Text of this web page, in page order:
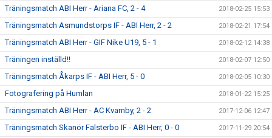
Träningsmatch ABI Herr - Ariana FC, 2 - 4 2018-02-25 15:53
Träningsmatch Asmundstorps IF - ABI Herr, 2 - 2 2018-02-21 17:54
Träningsmatch ABI Herr - GIF Nike U19, 5 - 1 2018-02-12 14:38
Träningen inställd!! 2018-02-07 12:50
Träningsmatch Åkarps IF - ABI Herr, 5 - 0 2018-02-05 10:30
Fotografering på Humlan 2018-01-22 15:25
Träningsmatch ABI Herr - AC Kvarnby, 2 - 2 2017-12-06 12:47
Träningsmatch Skanör Falsterbo IF - ABI Herr, 0 - 0 2017-11-29 20:54